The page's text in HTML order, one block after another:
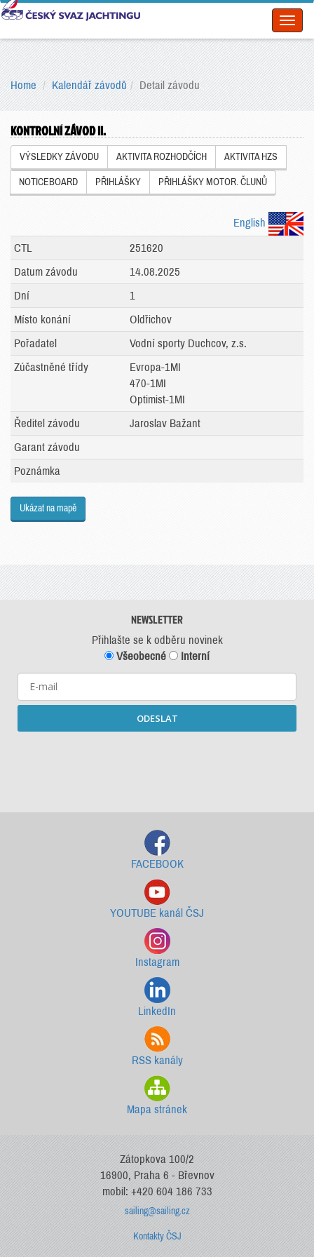
Home Kalendář závodů Detail závodu
KONTROLNÍ ZÁVOD II.
VÝSLEDKY ZÁVODU AKTIVITA ROZHODČÍCH AKTIVITA HZS
NOTICEBOARD PŘIHLÁŠKY PŘIHLÁŠKY MOTOR. ČLUNŮ
English
CTL
251620
Datum závodu
14.08.2025
Dní
1
Místo konání
Oldřichov
Pořadatel
Vodní sporty Duchcov, z.s.
Zúčastněné třídy
Evropa-1MI
470-1MI
Optimist-1MI
Ředitel závodu
Jaroslav Bažant
Garant závodu
Poznámka
Ukázat na mapě
NEWSLETTER
Přihlašte se k odběru novinek
Všeobecné
Interní
ODESLAT
FACEBOOK
YOUTUBE kanál ČSJ
Instagram
LinkedIn
RSS kanály
Mapa stránek
Zátopkova 100/2
16900, Praha 6 - Břevnov
mobil: +420 604 186 733
sailing@sailing.cz
Kontakty ČSJ